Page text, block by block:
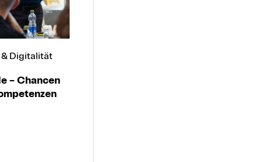
Digitalität
– Chancen